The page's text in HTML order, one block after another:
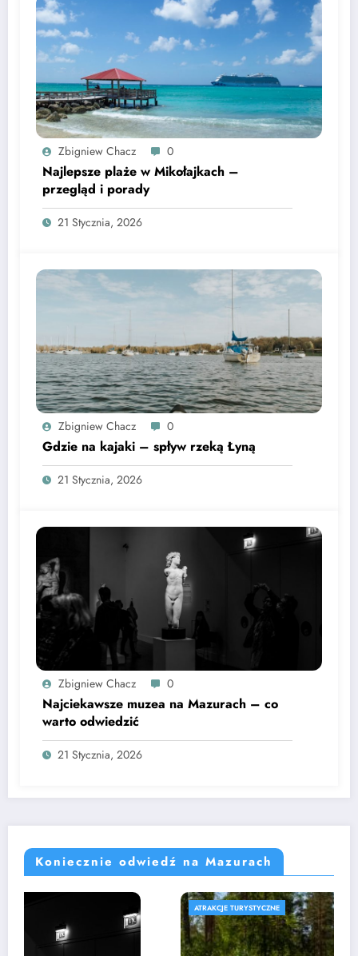
Zbigniew Chacz 0
Najlepsze plaże w Mikołajkach –
przegląd i porady
21 Stycznia, 2026
Zbigniew Chacz 0
Gdzie na kajaki – spływ rzeką Łyną
21 Stycznia, 2026
Zbigniew Chacz 0
Najciekawsze muzea na Mazurach – co
warto odwiedzić
21 Stycznia, 2026
Koniecznie odwiedź na Mazurach